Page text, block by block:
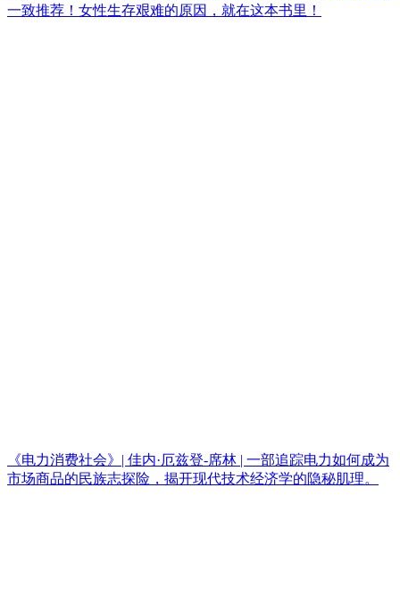
一致推荐！女性生存艰难的原因，就在这本书里！
《电力消费社会》| 佳内·厄兹登-席林 | 一部追踪电力如何成为
市场商品的民族志探险，揭开现代技术经济学的隐秘肌理。